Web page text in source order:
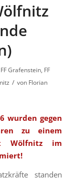
FF Grafenstein, FF
/ von Florian
wurden gegen
zu einem
Wölfnitz im
standen